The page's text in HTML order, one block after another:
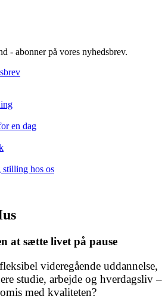
- abonner på vores nyhedsbrev.
en dag
stilling hos os
at sætte livet på pause
videregående uddannelse,
studie, arbejde og hverdagsliv –
med kvaliteten?